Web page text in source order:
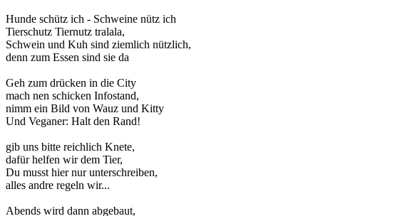
Hunde schütz ich - Schweine nütz ich
Tierschutz Tiernutz tralala,
Schwein und Kuh sind ziemlich nützlich,
denn zum Essen sind sie da
Geh zum drücken in die City
mach nen schicken Infostand,
nimm ein Bild von Wauz und Kitty
Und Veganer: Halt den Rand!
gib uns bitte reichlich Knete,
dafür helfen wir dem Tier,
Du musst hier nur unterschreiben,
alles andre regeln wir...
Abends wird dann abgebaut,